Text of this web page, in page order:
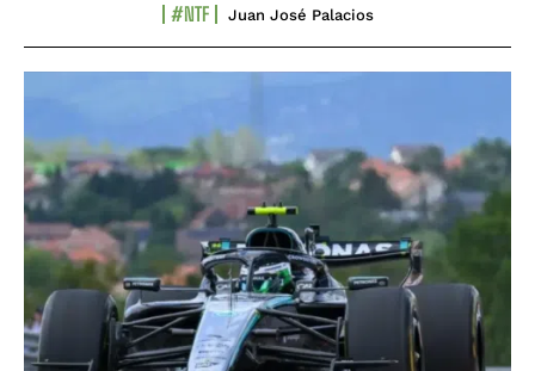
#NTF Juan José Palacios